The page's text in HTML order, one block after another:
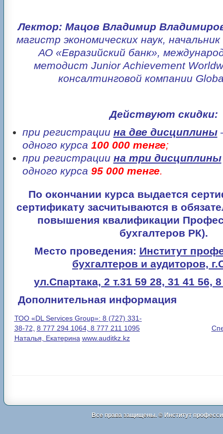
Лектор: Мацов Владимир
магистр экономических наук,
АО «Евразийский банк»,
методист Junior Achievement
консалтинговой компании
Действуют скидки:
при регистрации на две дисциплины
одного курса 100 000 тенге;
при регистрации на три дисциплины
одного курса 95 000 тенге.
По окончании курса выдается
сертификату засчитываются в
повышения квалификации
бухгалтеров РК).
Место проведения: Институт
бухгалтеров и аудиторов,
ул.Спартака, 2 т.31 59 28, 31 41 56,
Дополнительная информация
ТОО «DL Services Group»: 8 (727) 331-
38-72, 8 777 294 1064, 8 777 211 1095
Наталья, Екатерина www.auditkz.kz
Все права защищены. ©Институт